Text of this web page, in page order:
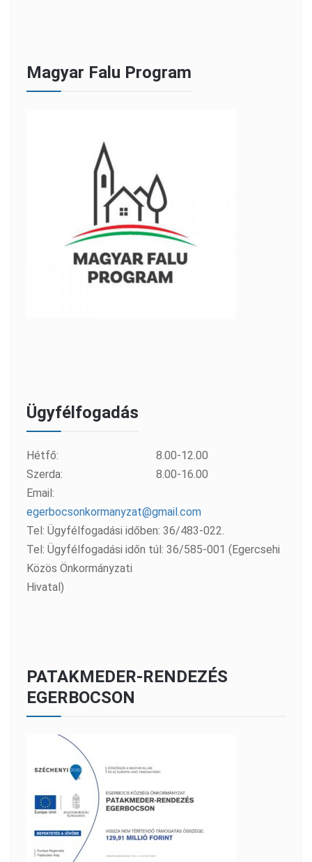
Magyar Falu Program
Ügyfélfogadás
Hétfő:
8.00-12.00
Szerda:
8.00-16.00
Email:
egerbocsonkormanyzat@gmail.com
Tel: Ügyfélfogadási időben: 36/483-022.
Tel: Ügyfélfogadási időn túl: 36/585-001 (Egercsehi
Közös Önkormányzati
Hivatal)
PATAKMEDER-RENDEZÉS
EGERBOCSON